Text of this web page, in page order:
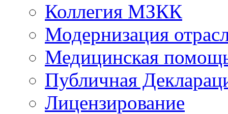
Коллегия МЗКК
Модернизация
Медицинская
Публичная
Лицензирование